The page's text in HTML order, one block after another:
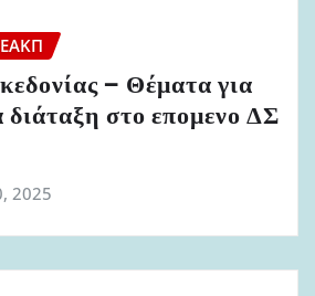
– Θέματα για
στο επομενο ΔΣ
2025